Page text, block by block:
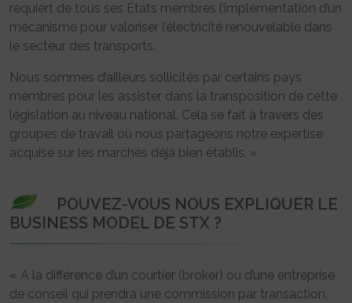
requiert de tous ses États membres l’implémentation d’un
mécanisme pour valoriser l’électricité renouvelable dans
le secteur des transports.
Nous sommes d’ailleurs sollicités par certains pays
membres pour les assister dans la transposition de cette
législation au niveau national. Cela se fait à travers des
groupes de travail où nous partageons notre expertise
acquise sur les marchés déjà bien établis. »
POUVEZ-VOUS NOUS EXPLIQUER LE
BUSINESS MODEL DE STX ?
« A la différence d’un courtier (broker) ou d’une entreprise
de conseil qui prendra une commission par transaction,